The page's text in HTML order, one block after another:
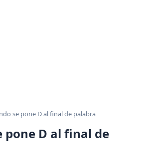
se pone D al final de palabra
pone D al final de